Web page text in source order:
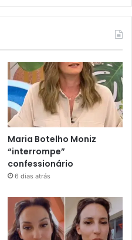
Maria Botelho Moniz
“interrompe”
confessionário
6 dias atrás